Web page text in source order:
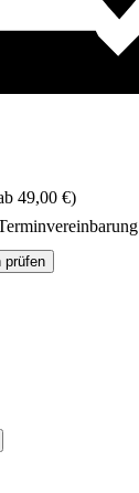
49,00 €)
prüfen